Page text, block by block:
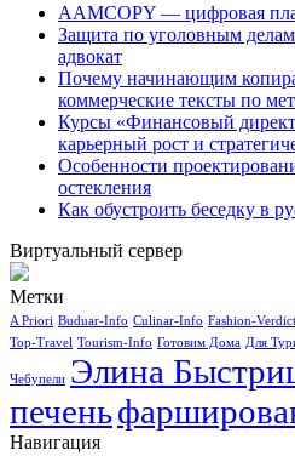
AAMCOPY — цифровая
Защита по уголовным
адвокат
Почему начинающим
коммерческие тексты по
Курсы «Финансовый
карьерный рост и
Особенности
остекления
Как обустроить беседку в
Виртуальный сервер
Метки
A Priori Buduar-Info Culinar-Info Fashion-Verdict
Top-Travel Tourism-Info Готовим Дома Для
Чебупели Элина
печень
Навигация